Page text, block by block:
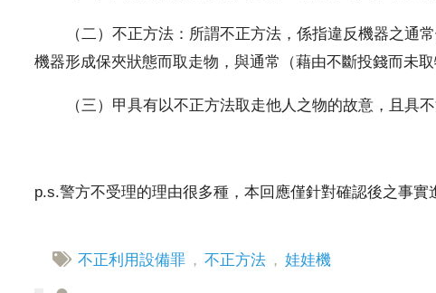
（二）不正方法：所謂不正方法，係指違反機器之通常
機器形成保夾狀態而取走物，與通常（藉由不斷投錢而未
（三）甲具有以不正方法取走他人之物的故意，且具不
p.s.警方不受理的理由很多種，本回應僅針對確認後之事
不正利用設備罪 ， 不正方法 ， 娃娃機